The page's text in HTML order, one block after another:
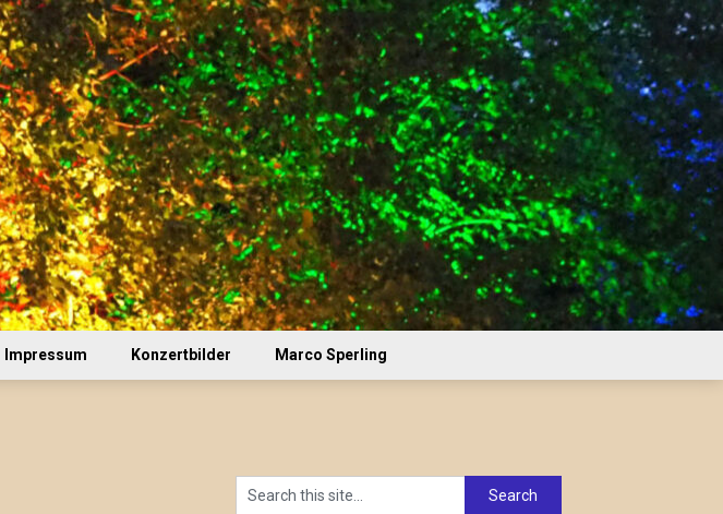
Impressum Konzertbilder Marco Sperling